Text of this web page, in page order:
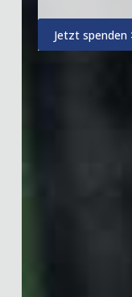
Jetzt spenden